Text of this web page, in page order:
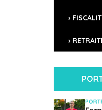
Peso dominicain (DOP)
-6,7 % (2020) (Estimé